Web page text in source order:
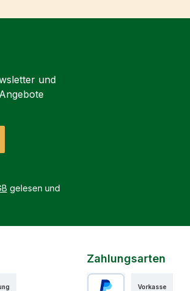
und
gelesen und
Zahlungsarten
Vorkasse